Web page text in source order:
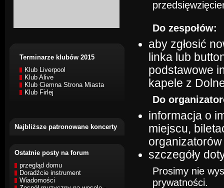
Terminarze klubów 2015
Klub Liverpool
Klub Alive
Klub Ciemna Strona Miasta
Klub Firlej
Najbliższe patronowane koncerty
Ostatnie posty na forum
przegląd domu
Doradźcie instrument
Wiadomości
Do zespołów:
aby zgłosić
linka lub
podstawowe
kapele z
Do
informacja o
miejscu,
organizatorów
szczegóły
Prosimy nie
prywatności.